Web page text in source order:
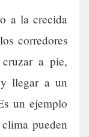
a la crecida
corredores
a pie,
llegar a un
un ejemplo
pueden